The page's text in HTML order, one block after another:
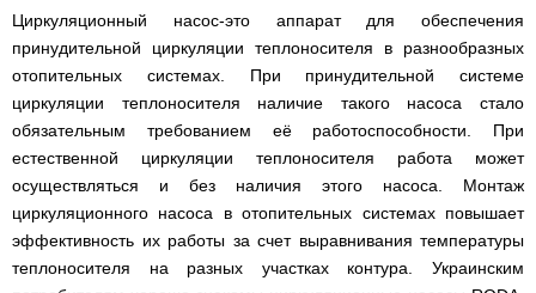
Циркуляционный насос-это аппарат для обеспечения
принудительной циркуляции теплоносителя в разнообразных
отопительных системах. При принудительной системе
циркуляции теплоносителя наличие такого насоса стало
обязательным требованием её работоспособности. При
естественной циркуляции теплоносителя работа может
осуществляться и без наличия этого насоса. Монтаж
циркуляционного насоса в отопительных системах повышает
эффективность их работы за счет выравнивания температуры
теплоносителя на разных участках контура. Украинским